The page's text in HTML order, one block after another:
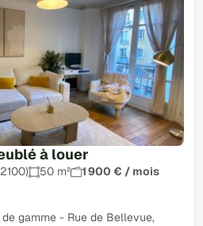
à louer
50 m²
1 900 € / mois
gamme - Rue de Bellevue,